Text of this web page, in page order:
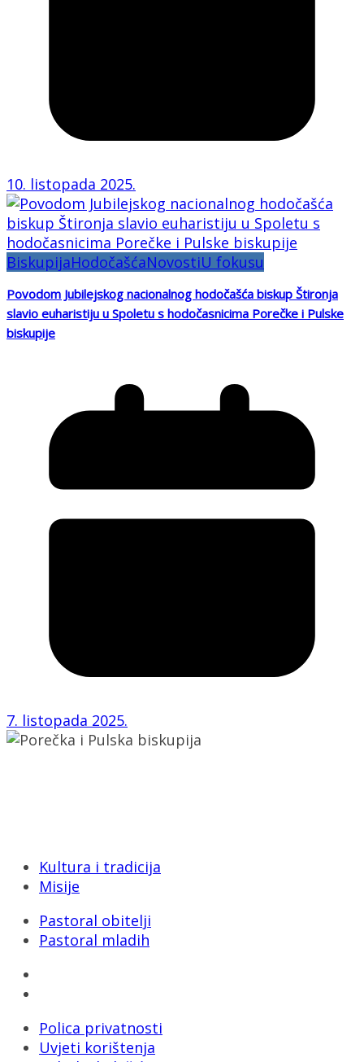
10. listopada 2025.
BiskupijaHodočašćaNovostiU fokusu
Povodom Jubilejskog nacionalnog hodočašća biskup Štironja
slavio euharistiju u Spoletu s hodočasnicima Porečke i Pulske
biskupije
7. listopada 2025.
Kultura i tradicija
Misije
Pastoral obitelji
Pastoral mladih
Polica privatnosti
Uvjeti korištenja